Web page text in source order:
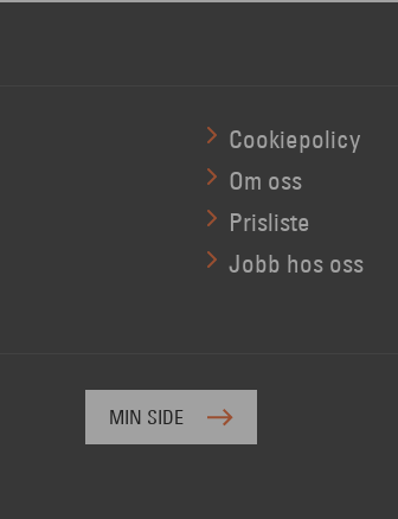
Cookiepolicy
Om oss
Prisliste
Jobb hos oss
MIN SIDE